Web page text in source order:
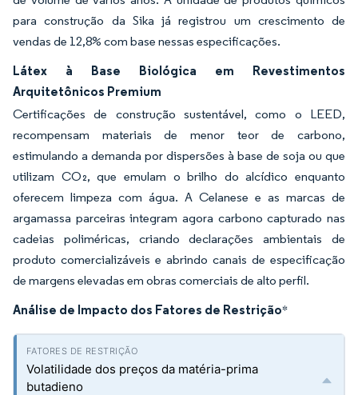
para construção da Sika já registrou um crescimento de
vendas de 12,8% com base nessas especificações.
Látex à Base Biológica em Revestimentos
Arquitetônicos Premium
Certificações de construção sustentável, como o LEED,
recompensam materiais de menor teor de carbono,
estimulando a demanda por dispersões à base de soja ou que
utilizam CO₂, que emulam o brilho do alcídico enquanto
oferecem limpeza com água. A Celanese e as marcas de
argamassa parceiras integram agora carbono capturado nas
cadeias poliméricas, criando declarações ambientais de
produto comercializáveis e abrindo canais de especificação
de margens elevadas em obras comerciais de alto perfil.
Análise de Impacto dos Fatores de Restrição*
Volatilidade dos preços da matéria-prima
butadieno